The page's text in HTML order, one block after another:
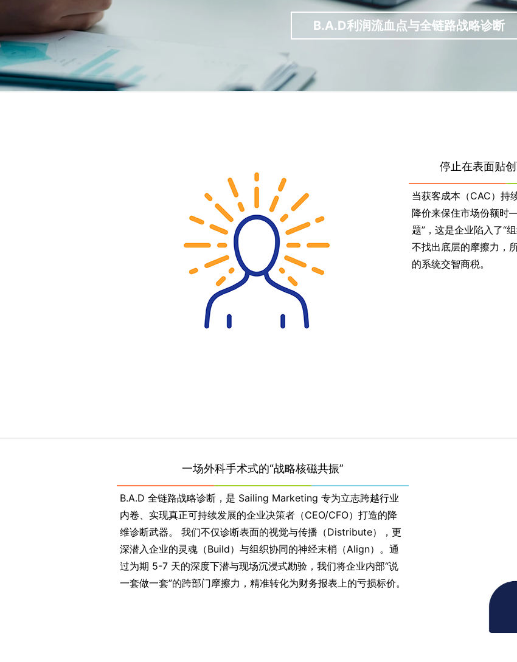
B.A.D利润流血点与全链路战略诊断
停止在表面贴
当获客成本（CAC）持
降价来保住市场份额时
题”，这是企业陷入了“
不找出底层的摩擦力，
的系统交智商税。
一场外科手术式的“战略核磁共振”
B.A.D 全链路战略诊断，是 Sailing Marketing 专为立志跨越行业
内卷、实现真正可持续发展的企业决策者（CEO/CFO）打造的降
维诊断武器。 我们不仅诊断表面的视觉与传播（Distribute），更
深潜入企业的灵魂（Build）与组织协同的神经末梢（Align）。通
过为期 5-7 天的深度下潜与现场沉浸式勘验，我们将企业内部“说
一套做一套”的跨部门摩擦力，精准转化为财务报表上的亏损标价。